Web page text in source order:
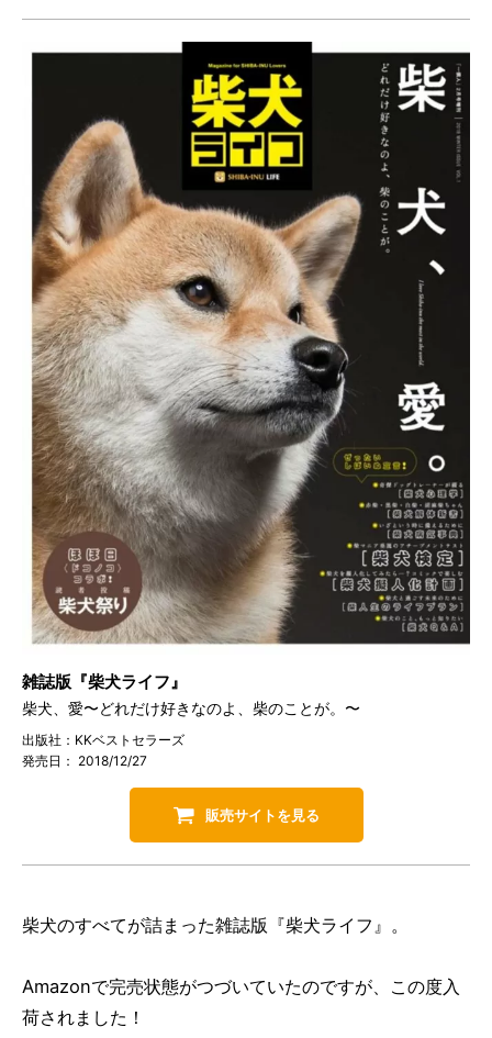
雑誌版『柴犬ライフ』
柴犬、愛〜どれだけ好きなのよ、柴のことが。〜
出版社：KKベストセラーズ
発売日： 2018/12/27
販売サイトを見る
柴犬のすべてが詰まった雑誌版『柴犬ライフ』。
Amazonで完売状態がつづいていたのですが、この度入
荷されました！